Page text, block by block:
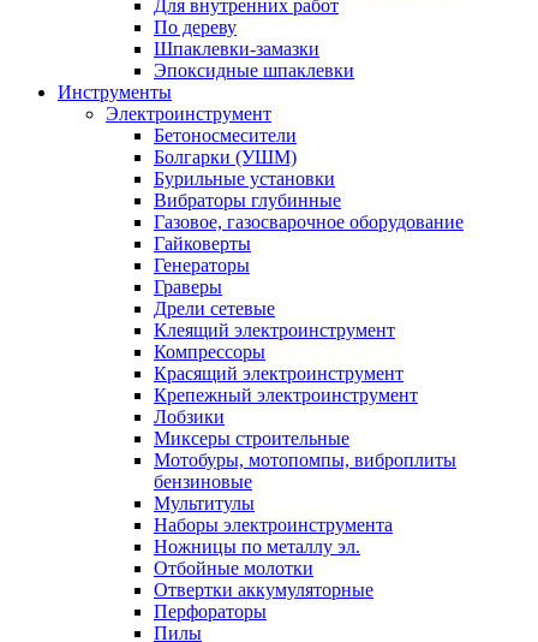
Для внутренних работ
По дереву
Шпаклевки-замазки
Эпоксидные шпаклевки
Инструменты
Электроинструмент
Бетоносмесители
Болгарки (УШМ)
Бурильные установки
Вибраторы глубинные
Газовое, газосварочное оборудование
Гайковерты
Генераторы
Граверы
Дрели сетевые
Клеящий электроинструмент
Компрессоры
Красящий электроинструмент
Крепежный электроинструмент
Лобзики
Миксеры строительные
Мотобуры, мотопомпы, виброплиты
бензиновые
Мультитулы
Наборы электроинструмента
Ножницы по металлу эл.
Отбойные молотки
Отвертки аккумуляторные
Перфораторы
Пилы